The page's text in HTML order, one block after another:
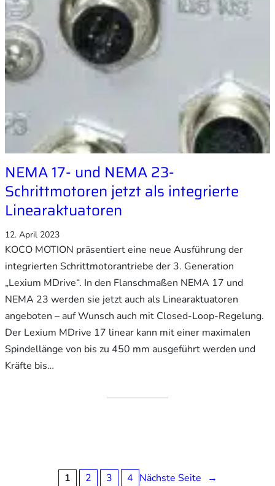
NEMA 17- und NEMA 23-
Schrittmotoren jetzt als integrierte
Linearaktuatoren
12. April 2023
KOCO MOTION präsentiert eine neue Ausführung der
integrierten Schrittmotorantriebe der 3. Generation
„Lexium MDrive“. In den Flanschmaßen NEMA 17 und
NEMA 23 werden sie jetzt auch als Linearaktuatoren
angeboten – auf Wunsch auch mit Closed-Loop-Regelung.
Der Lexium MDrive 17 linear kann mit einer maximalen
Spindellänge von bis zu 450 mm ausgeführt werden und
Kräfte bis…
1 2 3 4 Nächste Seite →